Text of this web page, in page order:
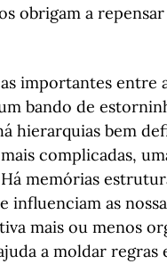
obrigam a
importantes entre
bando de
hierarquias bem
complicadas,
memórias
influenciam as
mais ou menos
a moldar regras